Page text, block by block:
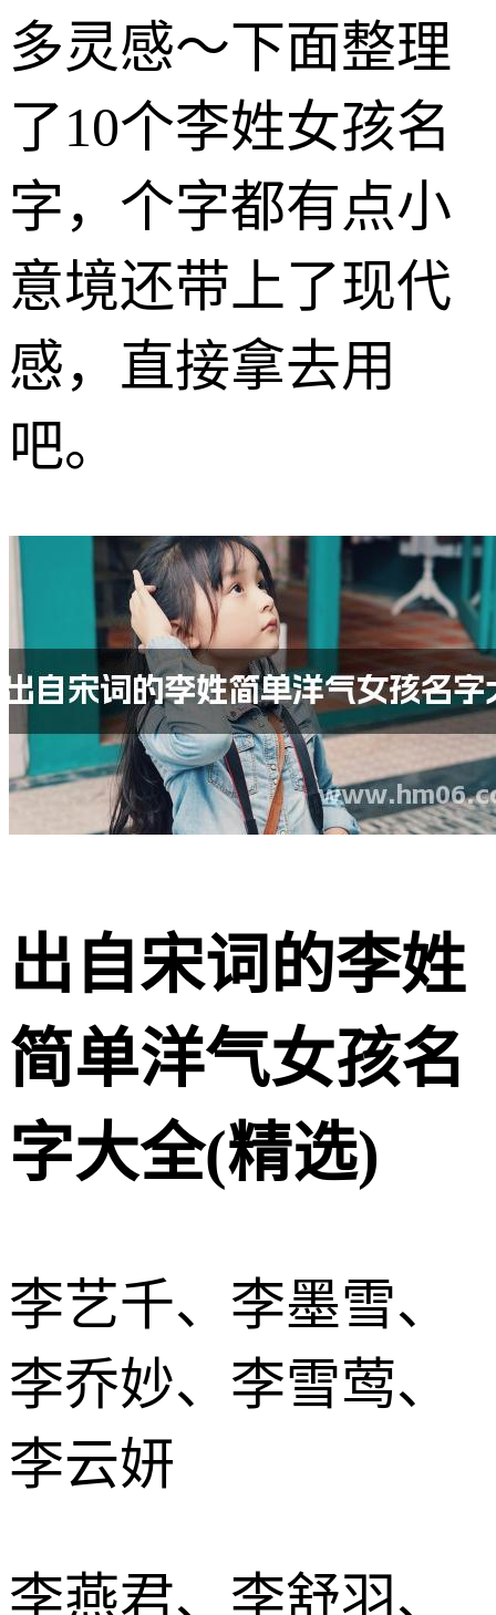
多灵感～下面整理
了10个李姓女孩名
字，个字都有点小
意境还带上了现代
感，直接拿去用
吧。
出自宋词的李姓
简单洋气女孩名
字大全(精选)
李艺千、李墨雪、
李乔妙、李雪莺、
李云妍
李燕君、李舒羽、